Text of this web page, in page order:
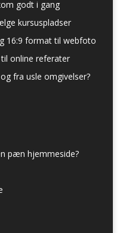
godt i gang
kursuspladser
16:9 format til webfoto
online referater
fra usle omgivelser?
pæn hjemmeside?